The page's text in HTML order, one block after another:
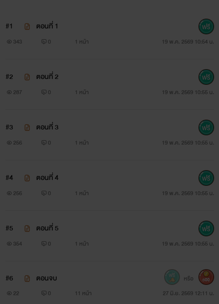
#1 ตอนที่ 1
343 0 1 หน้า 19 พ.ค. 2569 10:54 น.
#2 ตอนที่ 2
287 0 1 หน้า 19 พ.ค. 2569 10:55 น.
#3 ตอนที่ 3
256 0 1 หน้า 19 พ.ค. 2569 10:55 น.
#4 ตอนที่ 4
256 0 1 หน้า 19 พ.ค. 2569 10:55 น.
#5 ตอนที่ 5
354 0 1 หน้า 19 พ.ค. 2569 10:55 น.
#6 ตอนจบ
22 0 11 หน้า 27 มิ.ย. 2569 12:11 น.
หรือ 600